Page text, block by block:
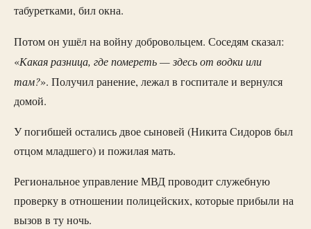
табуретками, бил окна.
Потом он ушёл на войну добровольцем. Соседям сказал:
«Какая разница, где помереть — здесь от водки или
там?». Получил ранение, лежал в госпитале и вернулся
домой.
У погибшей остались двое сыновей (Никита Сидоров был
отцом младшего) и пожилая мать.
Региональное управление МВД проводит служебную
проверку в отношении полицейских, которые прибыли на
вызов в ту ночь.